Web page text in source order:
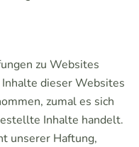
zu Websites
dieser Websites
zumal es sich
Inhalte handelt.
unserer Haftung,